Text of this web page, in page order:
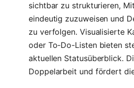
sichtbar zu strukturieren,
eindeutig zuzuweisen und
zu verfolgen. Visualisierte
oder To-Do-Listen bieten
aktuellen Statusüberblick.
Doppelarbeit und fördert